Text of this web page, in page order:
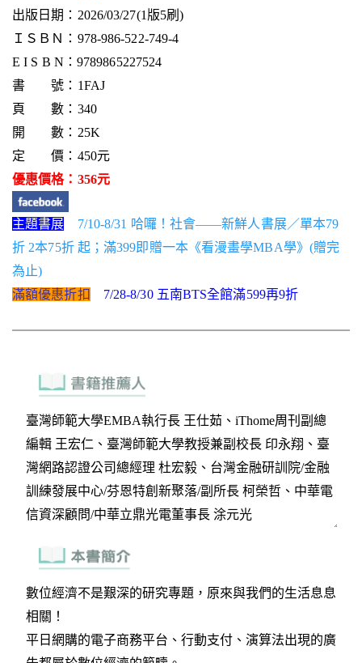
出版日期：2026/03/27(1版5刷)
ＩＳＢＮ：978-986-522-749-4
E I S B N：9789865227524
書 號：1FAJ
頁 數：340
開 數：25K
定 價：450元
優惠價格：356元
主題書展
7/10-8/31 哈囉！社會——新鮮人書展／單本79
折 2本75折 起；滿399即贈一本《看漫畫學MBA學》(贈完
為止)
滿額優惠折扣
7/28-8/30 五南BTS全館滿599再9折